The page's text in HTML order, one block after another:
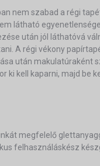
nem szabad a régi
látható
után jól láthatóvá
A régi vékony
után makulatúraként
ki kell kaparni, majd be
megfelelő
felhasználáskész